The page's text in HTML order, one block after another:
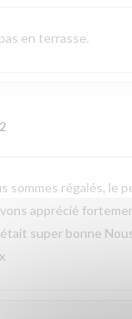
en terrasse.
sommes régalés, le
apprécié
super bonne